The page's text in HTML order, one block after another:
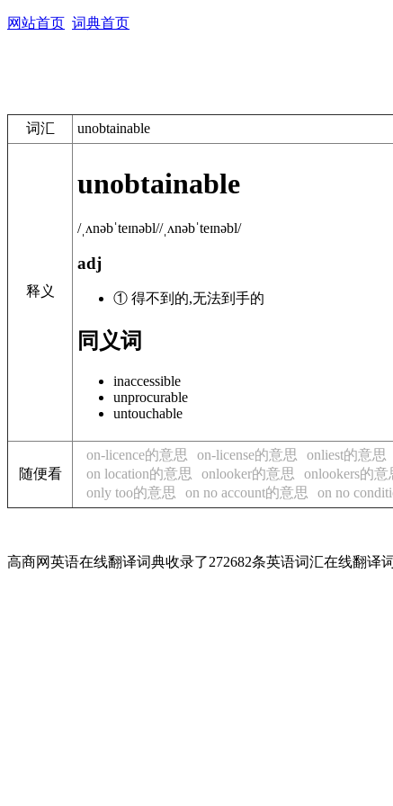
网站首页 词典首页
词汇 unobtainable
释义
unobtainable
/ˌʌnəbˈteɪnəbl//ˌʌnəbˈteɪnəbl/
adj
① 得不到的,无法到手的
同义词
inaccessible
unprocurable
untouchable
随便看
on-licence的意思 on-license的意思 onliest的意思
on location的意思
onlooker的意思 onlookers的意
only too的意思
on no account的意思 on no
高商网英语在线翻译词典收录了272682条英语词汇在线翻译